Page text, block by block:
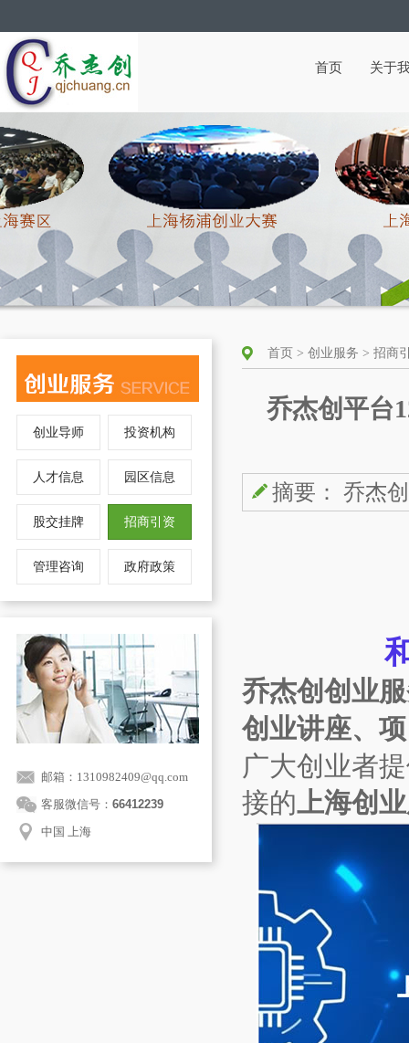
首页 关于
创业导师 投资机构
人才信息 园区信息
股交挂牌 招商引资
管理咨询 政府政策
邮箱：1310982409@qq.com
客服微信号：66412239
中国 上海
首页 > 创业服务 > 招商
乔杰创平台
摘要： 乔杰
乔杰创创业
创业讲座、
广大创业者
接的上海创